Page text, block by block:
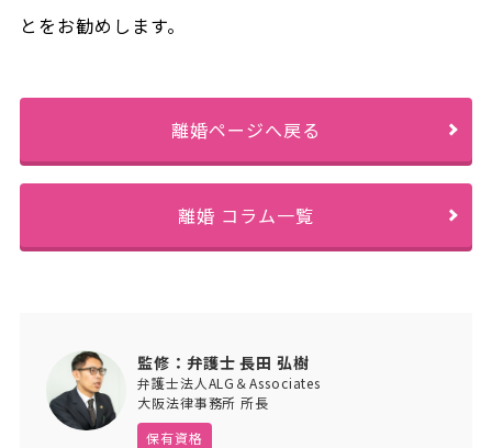
とをお勧めします。
離婚ページへ戻る
離婚 コラム一覧
監修：弁護士 長田 弘樹
弁護士法人ALG＆Associates
大阪法律事務所 所長
保有資格